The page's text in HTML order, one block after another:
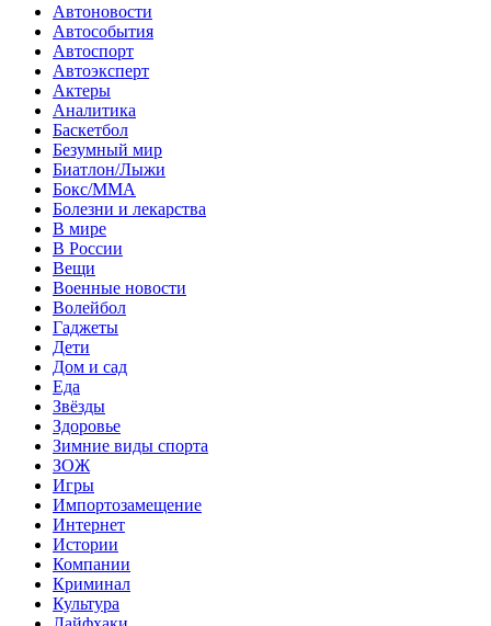
Автоновости
Автособытия
Автоспорт
Автоэксперт
Актеры
Аналитика
Баскетбол
Безумный мир
Биатлон/Лыжи
Бокс/MMA
Болезни и лекарства
В мире
В России
Вещи
Военные новости
Волейбол
Гаджеты
Дети
Дом и сад
Еда
Звёзды
Здоровье
Зимние виды спорта
ЗОЖ
Игры
Импортозамещение
Интернет
Истории
Компании
Криминал
Культура